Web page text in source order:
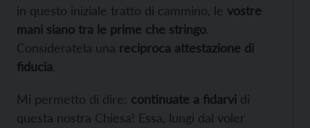
in questo iniziale tratto di cammino, le vostre
mani siano tra le prime che stringo.
Consideratela una reciproca attestazione di
fiducia.
Mi permetto di dire: continuate a fidarvi di
questa nostra Chiesa! Essa, lungi dal voler